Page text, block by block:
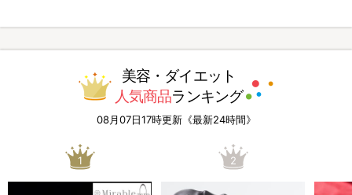
美容・ダイエット
人気商品ランキング
08月07日17時更新《最新24時間》
1 2